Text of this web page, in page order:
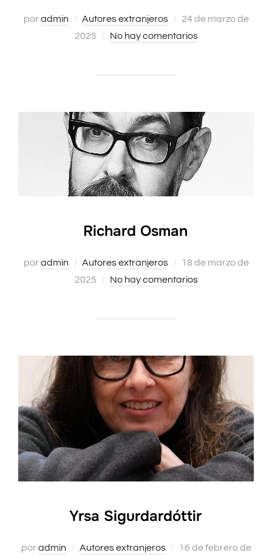
poradmin Autores extranjeros
Publicado
el
24 de marzo de
2025
No hay comentarios
Richard Osman
poradmin Autores extranjeros
Publicado
el
18 de marzo de
2025
No hay comentarios
Yrsa Sigurdardóttir
poradmin Autores extranjeros
Publicado
16 de febrero de